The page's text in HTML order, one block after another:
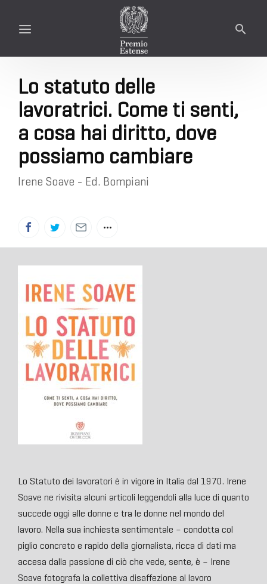
Lo statuto delle
lavoratrici. Come ti senti,
a cosa hai diritto, dove
possiamo cambiare
Irene Soave - Ed. Bompiani
Lo Statuto dei lavoratori è in vigore in Italia dal 1970. Irene
Soave ne rivisita alcuni articoli leggendoli alla luce di quanto
succede oggi alle donne e tra le donne nel mondo del
lavoro. Nella sua inchiesta sentimentale – condotta col
piglio concreto e rapido della giornalista, ricca di dati ma
accesa dalla passione di ciò che vede, sente, è – Irene
Soave fotografa la collettiva disaffezione al lavoro